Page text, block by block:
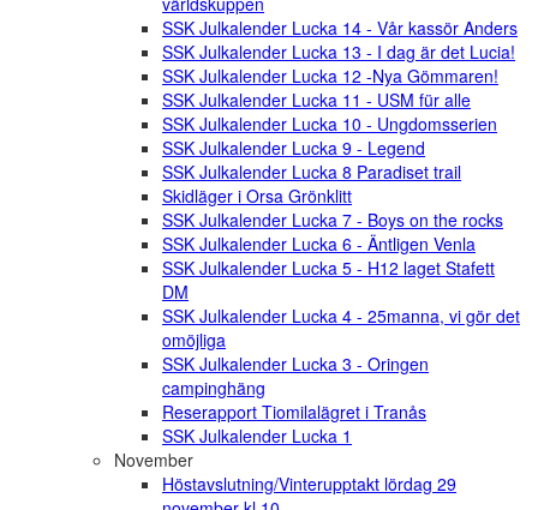
SSK Julkalender Lucka 14 - Vår kassör Anders
SSK Julkalender Lucka 13 - I dag är det Lucia!
SSK Julkalender Lucka 12 -Nya Gömmaren!
SSK Julkalender Lucka 11 - USM für alle
SSK Julkalender Lucka 10 - Ungdomsserien
SSK Julkalender Lucka 9 - Legend
SSK Julkalender Lucka 8 Paradiset trail
Skidläger i Orsa Grönklitt
SSK Julkalender Lucka 7 - Boys on the rocks
SSK Julkalender Lucka 6 - Äntligen Venla
SSK Julkalender Lucka 5 - H12 laget Stafett
DM
SSK Julkalender Lucka 4 - 25manna, vi gör det
omöjliga
SSK Julkalender Lucka 3 - Oringen
campinghäng
Reserapport Tiomilalägret i Tranås
SSK Julkalender Lucka 1
November
Höstavslutning/Vinterupptakt lördag 29